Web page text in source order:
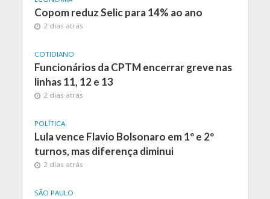
Copom reduz Selic para 14% ao ano
2 dias atrás
COTIDIANO
Funcionários da CPTM encerrar greve nas
linhas 11, 12 e 13
2 dias atrás
POLÍTICA
Lula vence Flavio Bolsonaro em 1º e 2º
turnos, mas diferença diminui
2 dias atrás
SÃO PAULO